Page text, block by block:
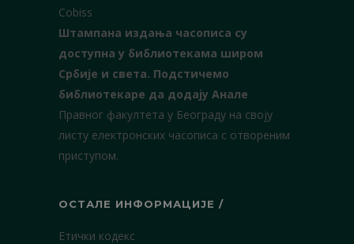
Cobiss
Штампана издања часописа су
доступна у библиотекама широм
Србије и света. Подстичемо
библиотекаре да додају Анале
Правног факултета у Београду на своју
листу електронских часописа с отвореним
приступом.
ОСТАЛЕ ИНФОРМАЦИЈЕ /
Етички кодекс